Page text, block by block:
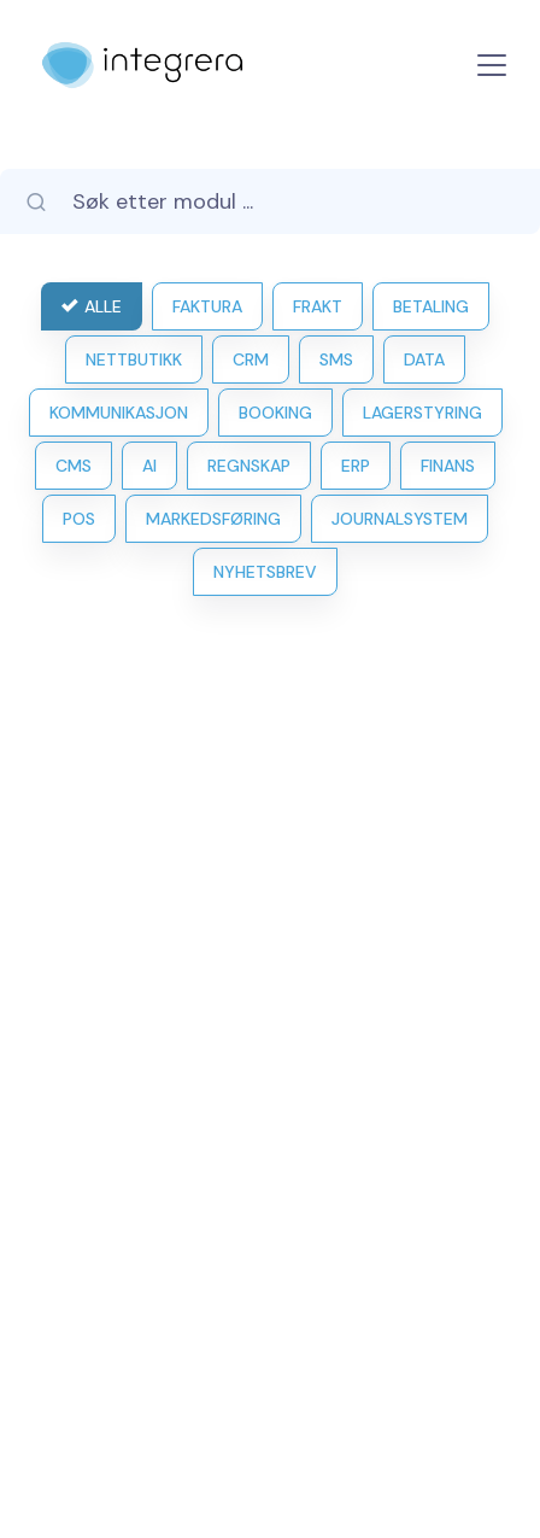
ALLE FAKTURA FRAKT BETALING
NETTBUTIKK CRM SMS DATA
KOMMUNIKASJON BOOKING LAGERSTYRING
CMS AI REGNSKAP ERP FINANS
POS MARKEDSFØRING JOURNALSYSTEM
NYHETSBREV